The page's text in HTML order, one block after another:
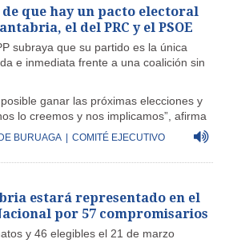
que hay un pacto electoral
el del PRC y el PSOE
subraya que su partido es la única
e inmediata frente a una coalición sin
ganar las próximas elecciones y
lo creemos y nos implicamos”, afirma
BURUAGA
COMITÉ EJECUTIVO
estará representado en el
por 57 compromisarios
y 46 elegibles el 21 de marzo